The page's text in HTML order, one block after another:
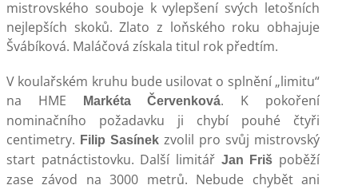
mistrovského souboje k vylepšení svých letošních
nejlepších skoků. Zlato z loňského roku obhajuje
Švábíková. Maláčová získala titul rok předtím.
V koulařském kruhu bude usilovat o splnění „limitu“
na HME
Markéta Červenková. K pokoření
nominačního požadavku ji chybí pouhé čtyři
centimetry. Filip Sasínek zvolil pro svůj mistrovský
start patnáctistovku. Další limitář Jan Friš poběží
zase závod na 3000 metrů. Nebude chybět ani